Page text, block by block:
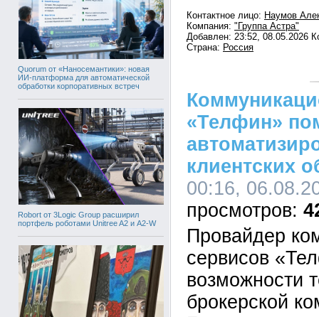
Quorum от «Наносемантики»: новая
ИИ-платформа для автоматической
обработки корпоративных встреч
Robort от 3Logic Group расширил
портфель роботами Unitree A2 и A2-W
Контактное лицо: Наумов
Компания: "Группа Астра"
Добавлен: 23:52, 08.05.2026
Страна: Россия
«Телфин»
клиентских
00:16,
Провайдер
сервисов
возможности
брокерской